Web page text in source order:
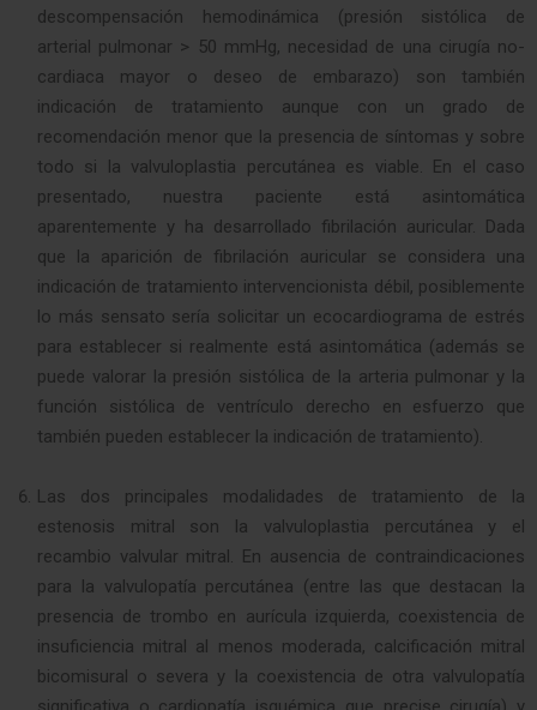
descompensación hemodinámica (presión sistólica de
arterial pulmonar > 50 mmHg, necesidad de una cirugía no-
cardiaca mayor o deseo de embarazo) son también
indicación de tratamiento aunque con un grado de
recomendación menor que la presencia de síntomas y sobre
todo si la valvuloplastia percutánea es viable. En el caso
presentado, nuestra paciente está asintomática
aparentemente y ha desarrollado fibrilación auricular. Dada
que la aparición de fibrilación auricular se considera una
indicación de tratamiento intervencionista débil, posiblemente
lo más sensato sería solicitar un ecocardiograma de estrés
para establecer si realmente está asintomática (además se
puede valorar la presión sistólica de la arteria pulmonar y la
función sistólica de ventrículo derecho en esfuerzo que
también pueden establecer la indicación de tratamiento).
Las dos principales modalidades de tratamiento de la
estenosis mitral son la valvuloplastia percutánea y el
recambio valvular mitral. En ausencia de contraindicaciones
para la valvulopatía percutánea (entre las que destacan la
presencia de trombo en aurícula izquierda, coexistencia de
insuficiencia mitral al menos moderada, calcificación mitral
bicomisural o severa y la coexistencia de otra valvulopatía